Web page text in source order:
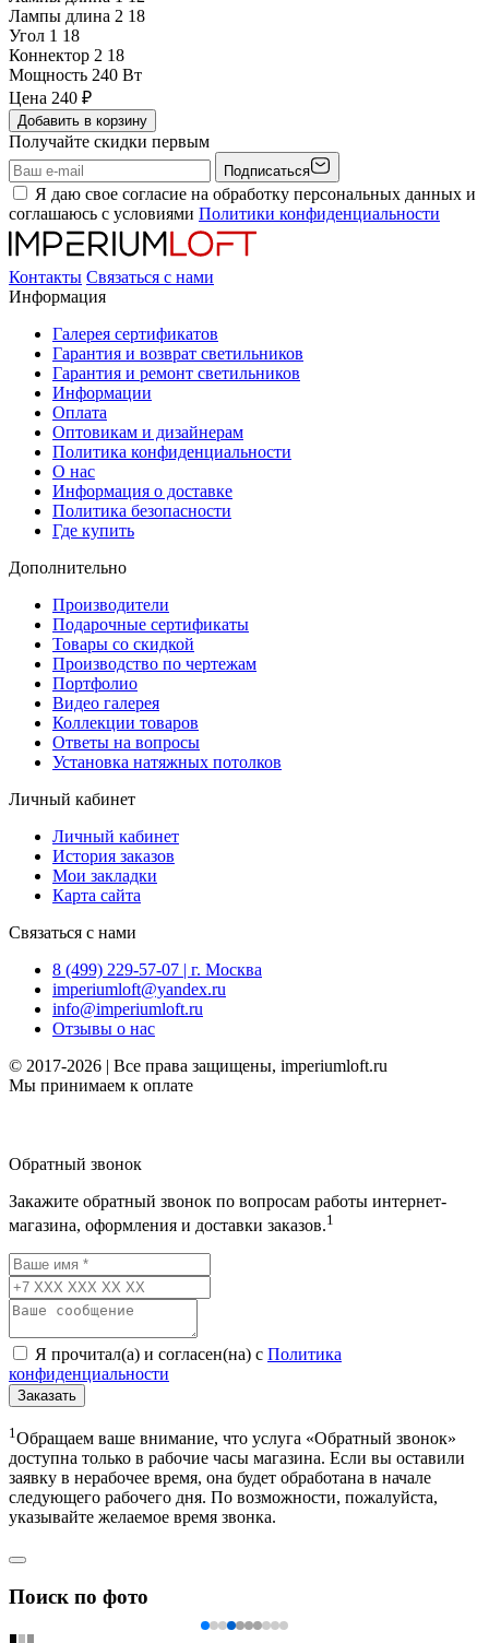
Лампы длина 2 18
Угол 1 18
Коннектор 2 18
Мощность 240 Вт
Цена 240 ₽
Добавить в корзину
Получайте скидки первым
Подписаться
Я даю свое согласие на обработку персональных данных и
соглашаюсь с условиями Политики конфиденциальности
Контакты Связаться с нами
Информация
Галерея сертификатов
Гарантия и возврат светильников
Гарантия и ремонт светильников
Информации
Оплата
Оптовикам и дизайнерам
Политика конфиденциальности
О нас
Информация о доставке
Политика безопасности
Где купить
Дополнительно
Производители
Подарочные сертификаты
Товары со скидкой
Производство по чертежам
Портфолио
Видео галерея
Коллекции товаров
Ответы на вопросы
Установка натяжных потолков
Личный кабинет
Личный кабинет
История заказов
Мои закладки
Карта сайта
Связаться с нами
8 (499) 229-57-07 | г. Москва
imperiumloft@yandex.ru
info@imperiumloft.ru
Отзывы о нас
© 2017-2026 | Все права защищены, imperiumloft.ru
Мы принимаем к оплате
Обратный звонок
Закажите обратный звонок по вопросам работы интернет-
магазина, оформления и доставки заказов.1
Я прочитал(а) и согласен(на) с Политика
конфиденциальности
Заказать
1Обращаем ваше внимание, что услуга «Обратный звонок»
доступна только в рабочие часы магазина. Если вы оставили
заявку в нерабочее время, она будет обработана в начале
следующего рабочего дня. По возможности, пожалуйста,
указывайте желаемое время звонка.
Поиск по фото